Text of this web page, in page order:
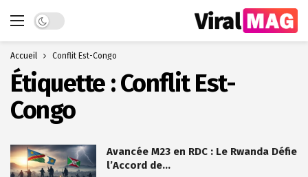
Dark mode
Accueil Conflit Est-Congo
Étiquette :Conflit Est-
Congo
Avancée M23 en RDC : Le Rwanda Défie
l’Accord de…